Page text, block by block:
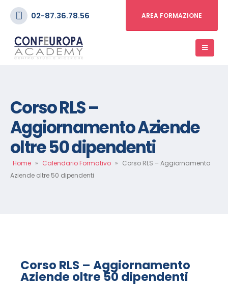
02-87.36.78.56 AREA FORMAZIONE
Corso RLS –
Aggiornamento Aziende
oltre 50 dipendenti
Home » Calendario Formativo » Corso RLS – Aggiornamento
Aziende oltre 50 dipendenti
Corso RLS – Aggiornamento
Aziende oltre 50 dipendenti